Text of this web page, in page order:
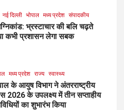
नई दिल्ली भोपाल मध्य प्रदेश संपादकीय
भ्रस्टाचार की बलि चढ़ते
कभी प्रशासन लेगा सबक
मध्य प्रदेश राज्य स्वास्थ्य
के आयुष विभाग ने अंतरराष्ट्रीय
2026 के उपलक्ष्य में तीन सप्ताहीय
का शुभारंभ किया